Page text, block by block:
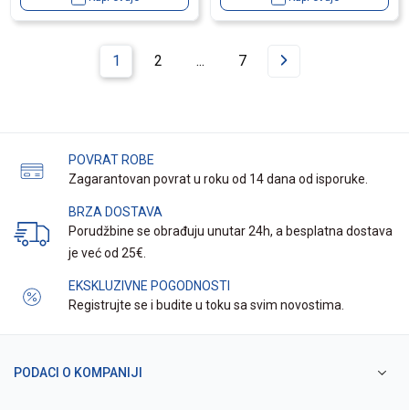
1 2 ... 7
POVRAT ROBE
Zagarantovan povrat u roku od 14 dana od isporuke.
BRZA DOSTAVA
Porudžbine se obrađuju unutar 24h, a besplatna dostava
je već od 25€.
EKSKLUZIVNE POGODNOSTI
Registrujte se i budite u toku sa svim novostima.
PODACI O KOMPANIJI